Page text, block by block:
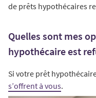
de prêts hypothécaires
Quelles sont mes
hypothécaire est
Si votre prêt
s’offrent à vous.